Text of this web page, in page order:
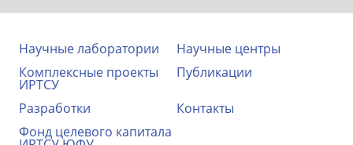
Научные лаборатории
Научные центры
Комплексные проекты
ИРТСУ
Публикации
Разработки
Контакты
Фонд целевого капитала